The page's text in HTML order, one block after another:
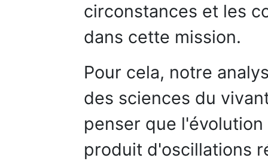
circonstances et les
dans cette mission.
Pour cela, notre
des sciences du
penser que
produit d'oscillations